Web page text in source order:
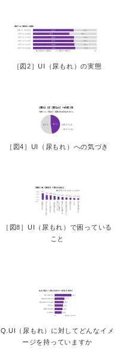
［図2］UI（尿もれ）の実態
［図4］UI（尿もれ）への気づき
［図8］UI（尿もれ）で困っている
こと
Q.UI（尿もれ）に対してどんなイメ
ージを持っていますか